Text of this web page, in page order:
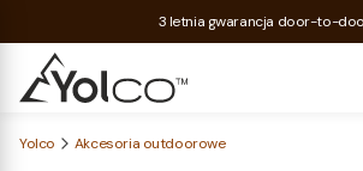
3 letnia gwarancja door-to-
Yolco Akcesoria outdoorowe